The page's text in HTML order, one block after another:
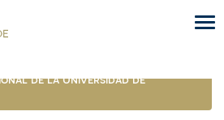
de la Universidad de